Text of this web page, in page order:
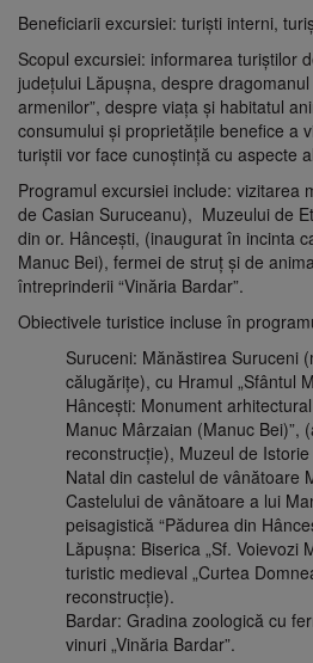
Beneficiarii excursiei: turişti interni,
Scopul excursiei: informarea turiștilor
județului Lăpușna, despre
armenilor”, despre viața și habitatul
consumului și proprietățile benefice a
turiștii vor face cunoștință cu aspecte
Programul excursiei include: vizitarea
de Casian Suruceanu), Muzeului de
din or. Hâncești, (inaugurat în incinta
Manuc Bei), fermei de struț și de
întreprinderii “Vinăria Bardar”.
Obiectivele turistice incluse în
Suruceni: Mănăstirea Suruceni
călugărițe), cu Hramul „Sfântul
Hâncești: Monument
Manuc Mârzaian (Manuc Bei)”,
reconstrucție), Muzeul de
Natal din castelul de vânătoare
Castelului de vânătoare a lui
peisagistică “Pădurea din
Lăpușna: Biserica „Sf. Voievozi
turistic medieval „Curtea
reconstrucție).
Bardar: Gradina zoologică cu
vinuri „Vinăria Bardar”.